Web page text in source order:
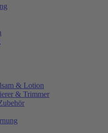
& Lotion
& Trimmer